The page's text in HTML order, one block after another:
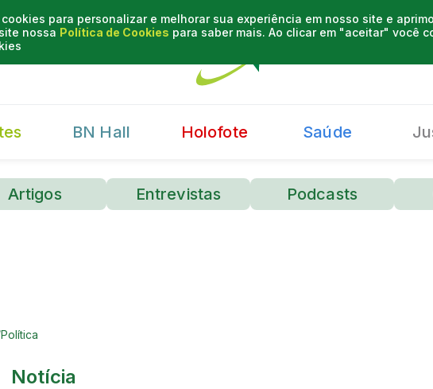
cookies para personalizar e melhorar sua experiência em nosso site e
nossa Política de Cookies para saber mais. Ao clicar em "aceitar" você
BN Hall Holofote Saúde
Artigos Entrevistas Podcasts
Política
Notícia